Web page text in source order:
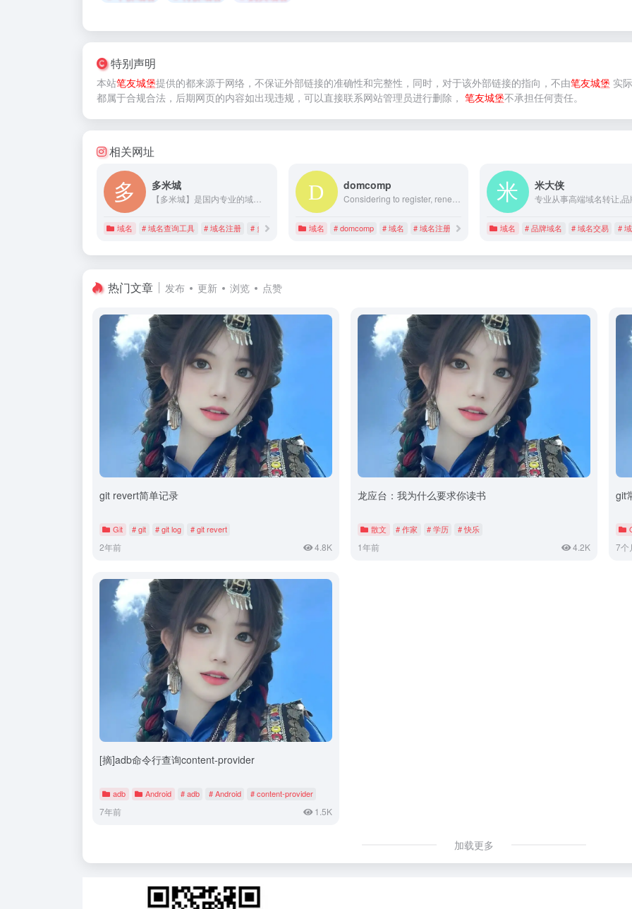
特别声明
本站笔友城堡提供的都来源于网络，不保证外部链接的准确性和完整性，同时，对于该外部链接的指向，不由笔友城堡 实
都属于合规合法，后期网页的内容如出现违规，可以直接联系网站管理员进行删除， 笔友城堡不承担任何责任。
相关网址
多米城
域名 # 域名查询工具 # 域名注册 # 多米城
domcomp
域名 # domcomp # 域名 # 域名注册
米大侠
域名 # 品牌域名 # 域名交易 #
热门文章 发布 更新 浏览 点赞
git revert简单记录
Git # git # git log # git revert
2年前 4.8K
龙应台：我为什么要求你读书
散文 # 作家 # 学历 # 快乐
1年前 4.2K
git
7个
[摘]adb命令行查询content-provider
adb Android # adb # Android # content-provider
7年前 1.5K
加载更多